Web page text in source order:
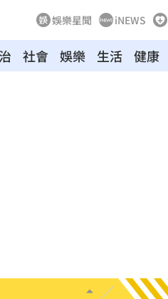
娛樂星聞 iNEWS
社會 娛樂 生活 健康